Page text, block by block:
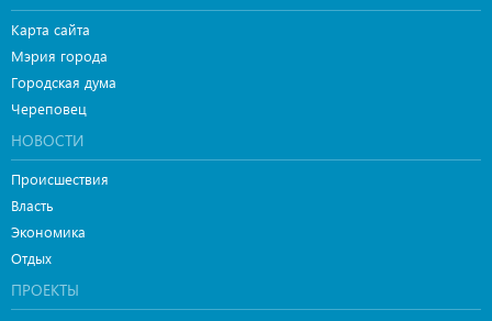
Карта сайта
Мэрия города
Городская дума
Череповец
НОВОСТИ
Происшествия
Власть
Экономика
Отдых
ПРОЕКТЫ